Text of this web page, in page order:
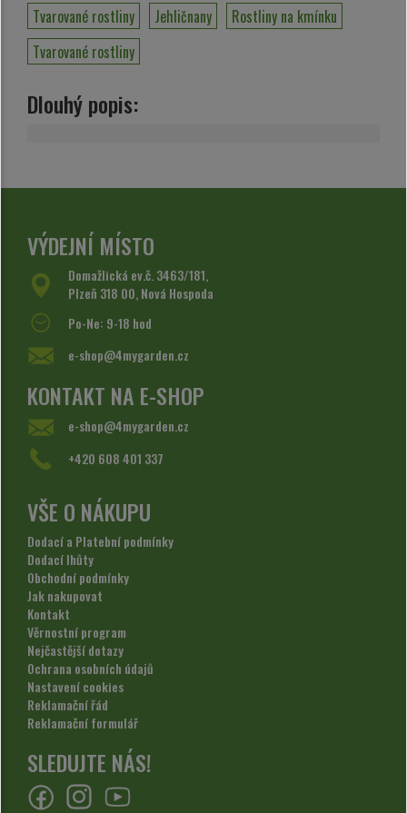
Tvarované rostliny Jehličnany
Rostliny na kmínku
Tvarované rostliny
Dlouhý popis:
VÝDEJNÍ MÍSTO
Domažlická ev.č. 3463/181,
Plzeň 318 00, Nová Hospoda
Po-Ne: 9-18 hod
e-shop@4mygarden.cz
KONTAKT NA E-SHOP
e-shop@4mygarden.cz
+420 608 401 337
VŠE O NÁKUPU
Dodací a Platební podmínky
Dodací lhůty
Obchodní podmínky
Jak nakupovat
Kontakt
Věrnostní program
Nejčastější dotazy
Ochrana osobních údajů
Nastavení cookies
Reklamační řád
Reklamační formulář
SLEDUJTE NÁS!